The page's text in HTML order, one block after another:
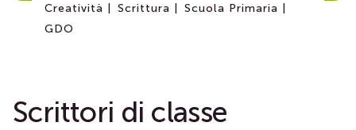
Creatività | Scrittura |
Scuola Primaria |
GDO
Scrittori di classe